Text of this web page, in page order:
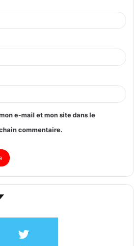
e-mail et mon site dans le
commentaire.